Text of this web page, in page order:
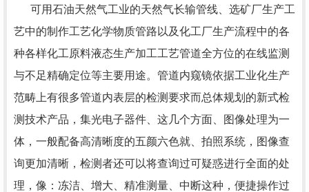
可用石油天然气工业的天然气长输管线、选矿厂生产工
艺中的制作工艺化学物质管路以及化工厂生产流程中的各
种各样化工原料液态生产加工工艺管道全方位的在线监测
与不足精确定位等主要用途。管道内窥镜依据工业化生产
范畴上有很多管道内表层的检测要求而总体规划的新式检
测技术产品，集光电子器件、这几个方面、图像处理为一
体，一般配备高清晰度的五颜六色就、拍照系统，图像查
询更加清晰，检测者还可以将查询过可疑惑进行全面的处
理，像：冻洁、增大、精准测量、中断这种，便捷操作过